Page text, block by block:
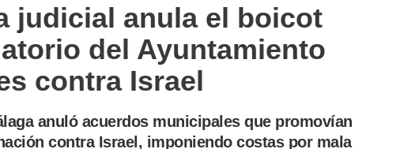
judicial anula el boicot
del Ayuntamiento
contra Israel
anuló acuerdos municipales que promovían
contra Israel, imponiendo costas por mala